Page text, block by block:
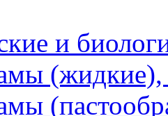
и
(жидкие),